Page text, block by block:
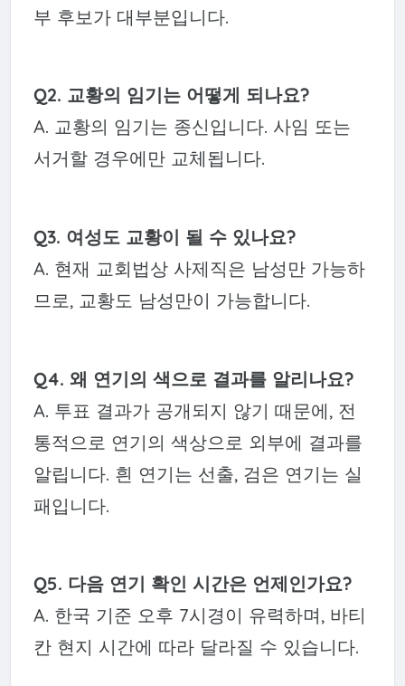
부 후보가 대부분입니다.
Q2. 교황의 임기는 어떻게 되나요?
A. 교황의 임기는 종신입니다. 사임 또는
서거할 경우에만 교체됩니다.
Q3. 여성도 교황이 될 수 있나요?
A. 현재 교회법상 사제직은 남성만 가능하
므로, 교황도 남성만이 가능합니다.
Q4. 왜 연기의 색으로 결과를 알리나요?
A. 투표 결과가 공개되지 않기 때문에, 전
통적으로 연기의 색상으로 외부에 결과를
알립니다. 흰 연기는 선출, 검은 연기는 실
패입니다.
Q5. 다음 연기 확인 시간은 언제인가요?
A. 한국 기준 오후 7시경이 유력하며, 바티
칸 현지 시간에 따라 달라질 수 있습니다.